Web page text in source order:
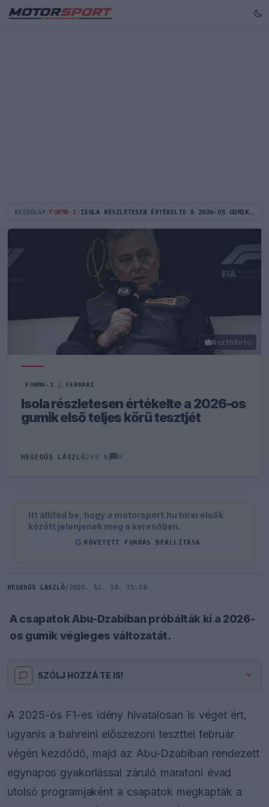
KEZDŐLAP FORMA-1 ISOLA RÉSZLETESEN ÉRTÉKELTE A 2026-OS GUMIK ELSŐ TELJES KÖRŰ TESZTJÉT
Northfoto
FORMA-1 / FERRARI
Isola részletesen értékelte a 2026-os
gumik első teljes körű tesztjét
HEGEDŰS LÁSZLÓ240 N 0
Itt állítsd be, hogy a motorsport.hu hírei elsők
között jelenjenek meg a keresőben.
G KÖVETETT FORRÁS BEÁLLÍTÁSA
HEGEDŰS LÁSZLÓ/ 2025. 12. 10. 11:58
A csapatok Abu-Dzabiban próbálták ki a 2026-
os gumik végleges változatát.
SZÓLJ HOZZÁ TE IS!
A 2025-ös F1-es idény hivatalosan is véget ért,
ugyanis a bahreini előszezoni teszttel február
végén kezdődő, majd az Abu-Dzabiban rendezett
egynapos gyakorlással záruló maratoni évad
utolsó programjaként a csapatok megkapták a